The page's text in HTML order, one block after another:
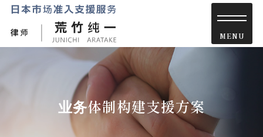
业务体制构建支援方案